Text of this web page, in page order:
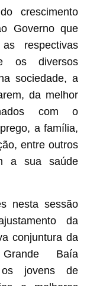
crescimento
Governo que
respectivas
os diversos
sociedade, a
da melhor
com o
a família,
entre outros
a sua saúde
nesta sessão
da
conjuntura da
Baía
os jovens de